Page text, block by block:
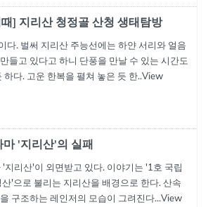
] 지리산 청정골 산청 생태탐방
다. 벌써 지리산 주능선에는 하얀 서리와 얼음
들고 있다고 하니 단풍을 만날 수 있는 시간도
하다. 고운 한복을 펼쳐 놓은 듯 한..View
'지리산'의 실패
지리산'이 외면받고 있다. 이야기는 '1호 국립
'으로 불리는 지리산을 배경으로 한다. 산속
구조하는 레인저의 모습이 그려진다...View